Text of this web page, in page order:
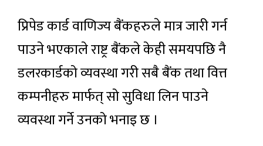
प्रिपेड कार्ड वाणिज्य बैंकहरुले मात्र जारी गर्न
पाउने भएकाले राष्ट्र बैंकले केही समयपछि नै
डलरकार्डको व्यवस्था गरी सबै बैंक तथा वित्त
कम्पनीहरु मार्फत् सो सुविधा लिन पाउने
व्यवस्था गर्ने उनको भनाइ छ ।